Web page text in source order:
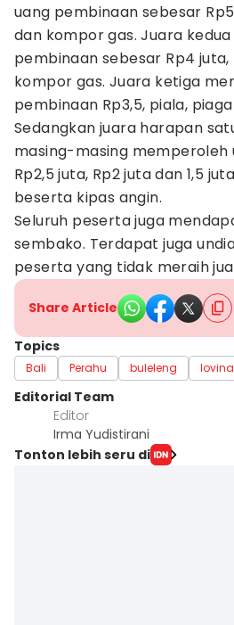
uang pembinaan sebesar
dan kompor gas. Juara
pembinaan sebesar Rp4
kompor gas. Juara ketiga
pembinaan Rp3,5, piala,
Sedangkan juara harapan
masing-masing memperoleh
Rp2,5 juta, Rp2 juta dan 1,5
beserta kipas angin.
Seluruh peserta juga
sembako. Terdapat juga
peserta yang tidak meraih
Share Article
Topics
Bali Perahu buleleng lovina
Editorial Team
Editor
Irma Yudistirani
Tonton lebih seru di